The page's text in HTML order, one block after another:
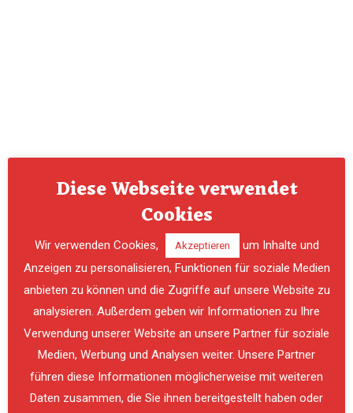
die 39.
Dorfmeisterschaften
Am Nachmittag des 7.März 2026 fanden in der
ESV-Halle Spielfeld die 39. Dorfmeisterschaften im
Stocksport statt. Veranstaltet wurde dieser Event
vom Eisschützenverein Spielfeld, der insgesamt
neun Teams aus …
Josef Passat VIEW
PREVIOUS
Diese Webseite verwendet
Cookies
Wir verwenden Cookies, Akzeptieren
um Inhalte und
Anzeigen zu personalisieren, Funktionen für soziale Medien
anbieten zu können und die Zugriffe auf unsere Website zu
analysieren. Außerdem geben wir Informationen zu Ihre
Verwendung unserer Website an unsere Partner für soziale
Medien, Werbung und Analysen weiter. Unsere Partner
führen diese Informationen möglicherweise mit weiteren
Daten zusammen, die Sie ihnen bereitgestellt haben oder